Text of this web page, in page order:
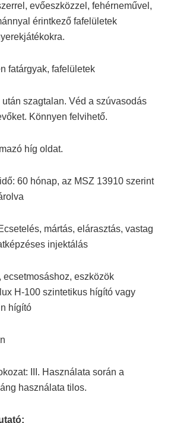
evőeszközzel, fehérneművel,
érintkező fafelületek
fatárgyak, fafelületek
szagtalan. Véd a szúvasodás
Könnyen felvihető.
híg oldat.
60 hónap, az MSZ 13910 szerint
mártás, elárasztás, vastag
injektálás
ecsetmosáshoz, eszközök
H-100 szintetikus hígító vagy
hígító
III. Használata során a
használata tilos.